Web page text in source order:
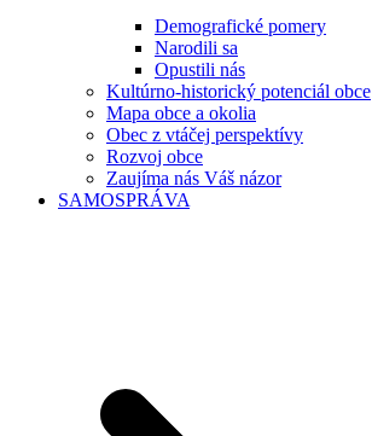
Demografické pomery
Narodili sa
Opustili nás
Kultúrno-historický potenciál obce
Mapa obce a okolia
Obec z vtáčej perspektívy
Rozvoj obce
Zaujíma nás Váš názor
SAMOSPRÁVA